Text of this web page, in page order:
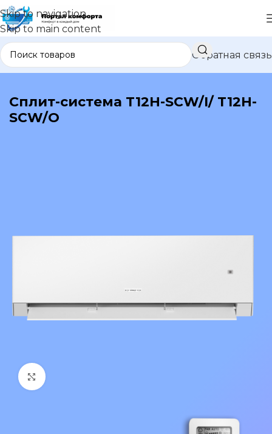
Skip to navigation
Skip to main content
Обратная связь
В каталог
Сплит-система T12H-SCW/I/ T12H-
SCW/O
Нажмите, чтобы увеличить изображение